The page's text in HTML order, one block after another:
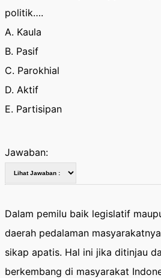
politik….
A. Kaula
B. Pasif
C. Parokhial
D. Aktif
E. Partisipan
Jawaban:
Dalam pemilu baik legislatif
daerah pedalaman
sikap apatis. Hal ini jika ditinjau
berkembang di masyarakat